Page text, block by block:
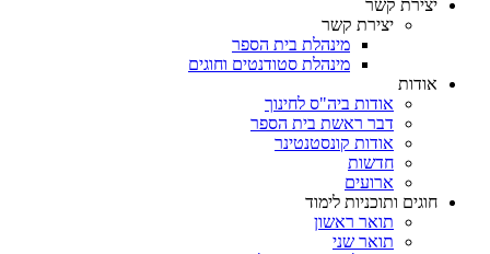
יצירת קשר
יצירת קשר
מינהלת בית הספר
מינהלת סטודנטים וחוגים
אודות
אודות ביה"ס לחינוך
דבר ראשת בית הספר
אודות קונסטנטינר
חדשות
ארועים
חוגים ותוכניות לימוד
תואר ראשון
תואר שני